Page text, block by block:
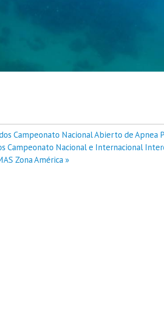
Campeonato Nacional Abierto de Apnea
Campeonato Nacional e Internacional
Zona América »